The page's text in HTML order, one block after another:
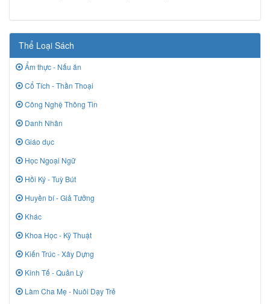
Thể Loại Sách
Ẩm thực - Nấu ăn
Cổ Tích - Thần Thoại
Công Nghệ Thông Tin
Danh Nhân
Giáo dục
Học Ngoại Ngữ
Hồi Ký - Tuỳ Bút
Huyền bí - Giả Tưởng
Khác
Khoa Học - Kỹ Thuật
Kiến Trúc - Xây Dựng
Kinh Tế - Quản Lý
Làm Cha Mẹ - Nuôi Dạy Trẻ